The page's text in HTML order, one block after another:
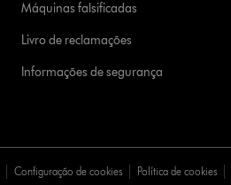
Máquinas falsificadas
Livro de reclamações
Informações de segurança
Configuração de cookies Política de cookies